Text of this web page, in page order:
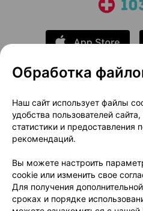
О проекте
Размещение рекламы
Публичный
Способы оплаты
Написать
Написать в
Обработка
Наш сайт использует файлы
удобства пользователей
статистики и предоставления
рекомендаций.
Вы можете настроить
cookie или изменить свое
Для получения
сроках и порядке